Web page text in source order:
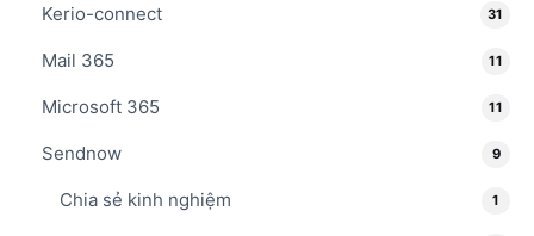
Kerio-connect 31
Mail 365 11
Microsoft 365 11
Sendnow 9
Chia sẻ kinh nghiệm 1